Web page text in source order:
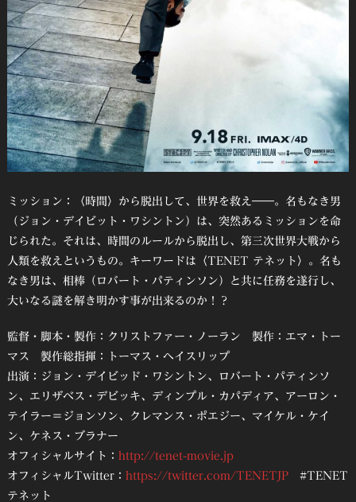
ミッション：〈時間〉から脱出して、世界を救え――。名もなき男
（ジョン・デイビット・ワシントン）は、突然あるミッションを命
じられた。それは、時間のルールから脱出し、第三次世界大戦から
人類を救えというもの。キーワードは〈TENET テネット〉。名も
なき男は、相棒（ロバート・パティンソン）と共に任務を遂行し、
大いなる謎を解き明かす事が出来るのか！？
監督・脚本・製作：クリストファー・ノーラン 製作：エマ・トー
マス 製作総指揮：トーマス・ヘイスリップ
出演：ジョン・デイビッド・ワシントン、ロバート・パティンソ
ン、エリザベス・デビッキ、ディンプル・カパディア、アーロン・
テイラー＝ジョンソン、クレマンス・ポエジー、マイケル・ケイ
ン、ケネス・ブラナー
オフィシャルサイト： http://tenet-movie.jp
オフィシャルTwitter： https://twitter.com/TENETJP#TENET
テネット